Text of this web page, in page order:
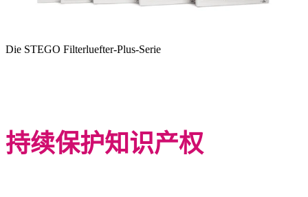
Die STEGO Filterluefter-Plus-Serie
持续保护知识产权